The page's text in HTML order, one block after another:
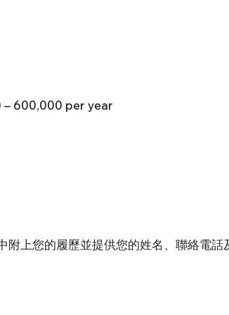
– 600,000 per year
附上您的履歷並提供您的姓名、聯絡電話